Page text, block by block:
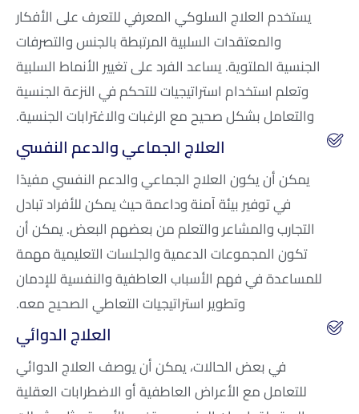
يستخدم العلاج السلوكي المعرفي للتعرف على الأفكار
والمعتقدات السلبية المرتبطة بالجنس والتصرفات
الجنسية الملتوية. يساعد الفرد على تغيير الأنماط السلبية
وتعلم استخدام استراتيجيات للتحكم في النزعة الجنسية
والتعامل بشكل صحيح مع الرغبات والاغترابات الجنسية.
العلاج الجماعي والدعم النفسي
يمكن أن يكون العلاج الجماعي والدعم النفسي مفيدًا
في توفير بيئة آمنة وداعمة حيث يمكن للأفراد تبادل
التجارب والمشاعر والتعلم من بعضهم البعض. يمكن أن
تكون المجموعات الدعمية والجلسات التعليمية مهمة
للمساعدة في فهم الأسباب العاطفية والنفسية للإدمان
وتطوير استراتيجيات التعاطي الصحيح معه.
العلاج الدوائي
في بعض الحالات، يمكن أن يوصف العلاج الدوائي
للتعامل مع الأعراض العاطفية أو الاضطرابات العقلية